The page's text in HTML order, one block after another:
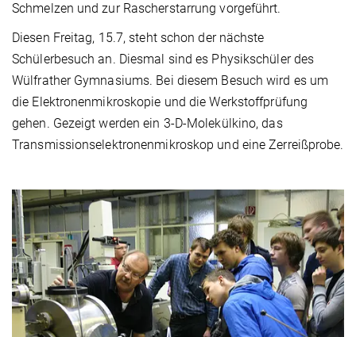
Schmelzen und zur Rascherstarrung vorgeführt.
Diesen Freitag, 15.7, steht schon der nächste
Schülerbesuch an. Diesmal sind es Physikschüler des
Wülfrather Gymnasiums. Bei diesem Besuch wird es um
die Elektronenmikroskopie und die Werkstoffprüfung
gehen. Gezeigt werden ein 3-D-Molekülkino, das
Transmissionselektronenmikroskop und eine Zerreißprobe.